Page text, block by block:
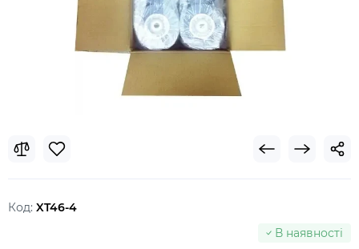
Код: XT46-4
В наявності